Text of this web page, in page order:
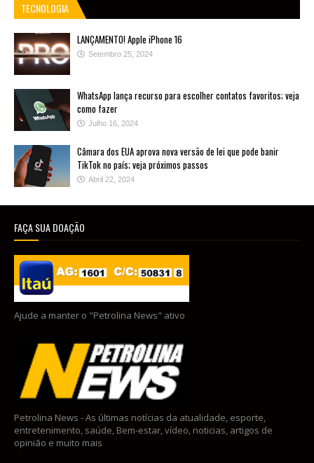
TECNOLOGIA
LANÇAMENTO! Apple iPhone 16
Setembro 25, 2024
WhatsApp lança recurso para escolher contatos favoritos; veja
como fazer
Julho 16, 2024
Câmara dos EUA aprova nova versão de lei que pode banir
TikTok no país; veja próximos passos
Abril 22, 2024
FAÇA SUA DOAÇÃO
Ajude a manter o "Petrolina News" ativo
Petrolina News - As últimas notícias da atualidade, esporte,
entretenimento, saúde, Bem-estar, vídeo, noticias, artigos de
opinião e muito mais